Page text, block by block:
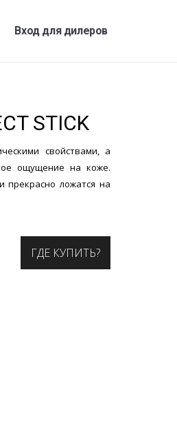
Вход для дилеров
STICK
свойствами, а
ощущение на коже.
прекрасно ложатся на
ГДЕ КУПИТЬ?